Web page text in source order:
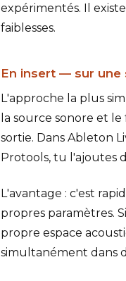
expérimentés. Il
faiblesses.
En insert — sur une
L'approche la plus
la source sonore et
sortie. Dans Ableton
Protools, tu l'ajoutes
L'avantage : c'est
propres paramètres.
propre espace
simultanément dans